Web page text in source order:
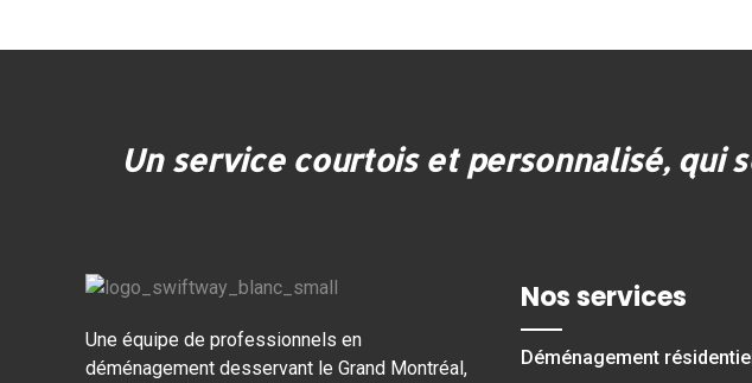
Un service courtois et personnalisé, qui
Une équipe de professionnels en
déménagement desservant le Grand Montréal,
Nos services
Déménagement